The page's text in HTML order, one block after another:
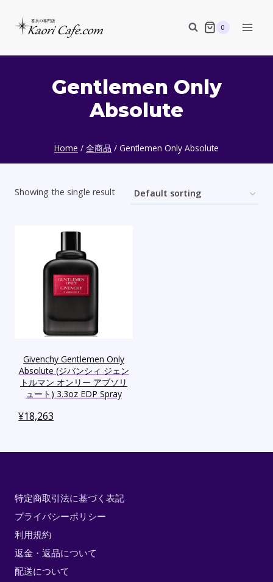
0
Gentlemen Only
Absolute
Home / 全商品 / Gentlemen Only Absolute
Showing the single result
Givenchy Gentlemen Only
Absolute (ジバンシィ ジェン
トルマン オンリー アブソリ
ュート) 3.3oz EDP Spray
¥18,263
特定商取引法に基づく表記
プライバシーポリシー
利用規約
返金・返品について
配送について